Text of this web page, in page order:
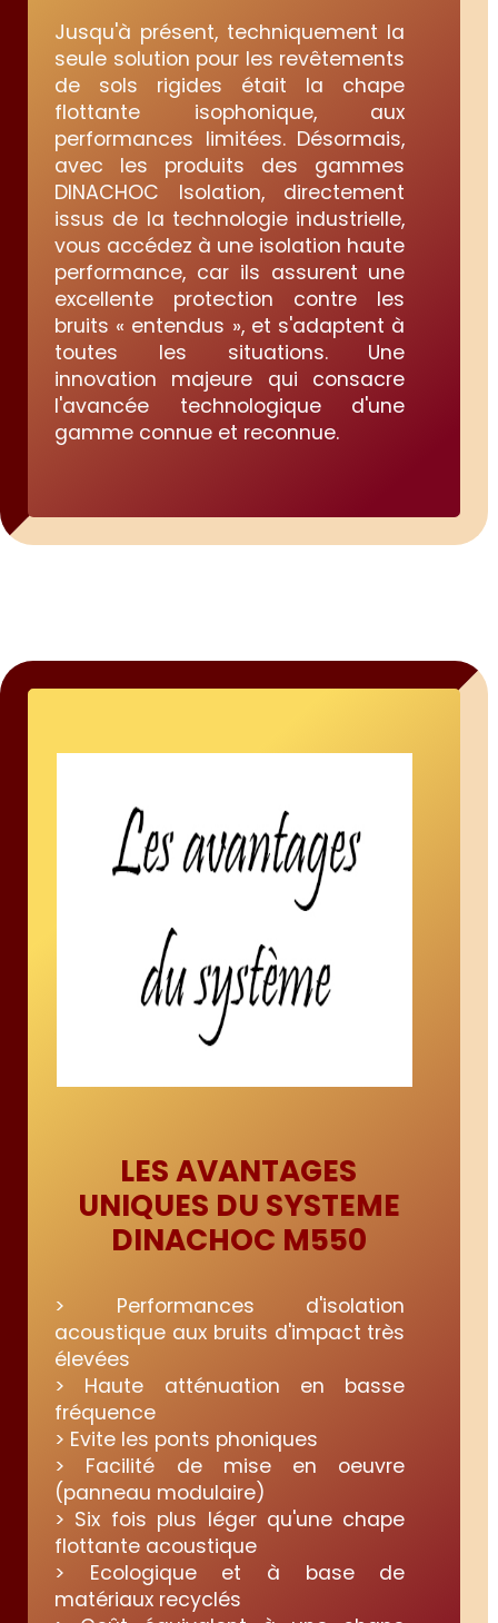
Jusqu'à présent, techniquement la
seule solution pour les revêtements
de sols rigides était la chape
flottante isophonique, aux
performances limitées. Désormais,
avec les produits des gammes
DINACHOC Isolation, directement
issus de la technologie industrielle,
vous accédez à une isolation haute
performance, car ils assurent une
excellente protection contre les
bruits « entendus », et s'adaptent à
toutes les situations. Une
innovation majeure qui consacre
l'avancée technologique d'une
gamme connue et reconnue.
LES AVANTAGES
UNIQUES DU SYSTEME
DINACHOC M550
> Performances d'isolation
acoustique aux bruits d'impact très
élevées
> Haute atténuation en basse
fréquence
> Evite les ponts phoniques
> Facilité de mise en oeuvre
(panneau modulaire)
> Six fois plus léger qu'une chape
flottante acoustique
> Ecologique et à base de
matériaux recyclés